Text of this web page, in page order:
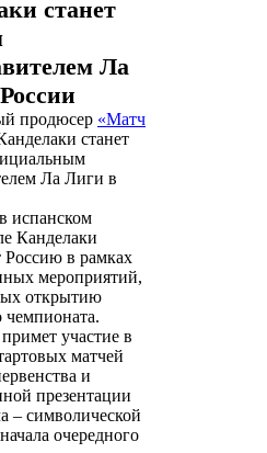
станет
Ла
продюсер «Матч
станет
Ла Лиги в
испанском
Канделаки
Россию в рамках
мероприятий,
открытию
чемпионата.
участие в
матчей
и
презентации
– символической
очередного